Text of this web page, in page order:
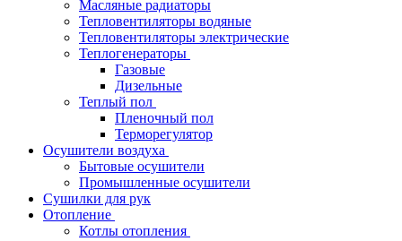
Масляные радиаторы
Тепловентиляторы водяные
Тепловентиляторы электрические
Теплогенераторы
Газовые
Дизельные
Теплый пол
Пленочный пол
Терморегулятор
Осушители воздуха
Бытовые осушители
Промышленные осушители
Сушилки для рук
Отопление
Котлы отопления